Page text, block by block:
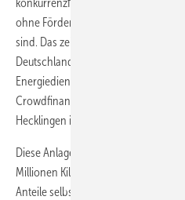
konkurrenzfähig sind. Doch selbst
ohne Förderung wirtschaftlich, wenn
sind. Das zeigt ein zweites Projekt,
Deutschland umsetzt. Zusammen mit
Energiedienstleister Enyway hat der
Crowdfinanzierung Investitionsmittel
Hecklingen in Sachsen-Anhalt
Diese Anlage wird 1,3 Megawatt
Millionen Kilowattstunden
Anteile selbst. Um den